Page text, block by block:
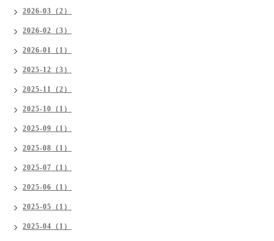
2026-03（2）
2026-02（3）
2026-01（1）
2025-12（3）
2025-11（2）
2025-10（1）
2025-09（1）
2025-08（1）
2025-07（1）
2025-06（1）
2025-05（1）
2025-04（1）